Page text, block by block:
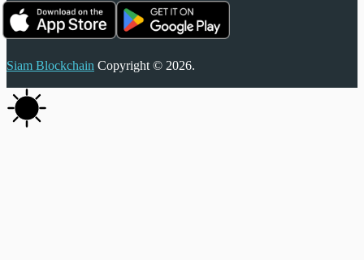
Siam Blockchain Copyright © 2026.